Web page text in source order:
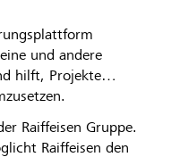
und andere
hilft, Projekte
Raiffeisen Gruppe.
Raiffeisen den